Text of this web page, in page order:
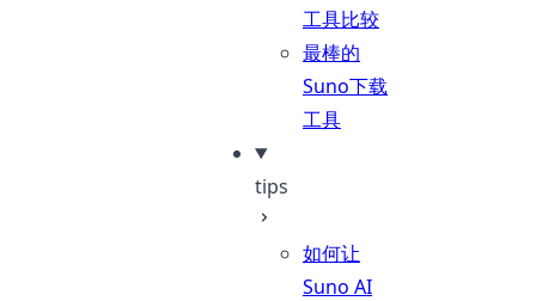
工具比较
最棒的
Suno下载
工具
tips
如何让
Suno AI